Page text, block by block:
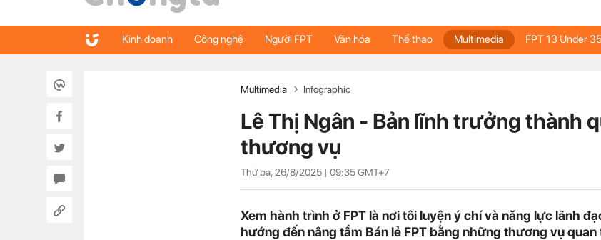
Kinh doanh Công nghệ Người FPT Văn hóa Thể thao Multimedia FPT 13 Under
Multimedia Infographic
Lê Thị Ngân - Bản lĩnh trưởng thành
thương vụ
Thứ ba, 26/8/2025 | 09:35GMT+7
Xem hành trình ở FPT là nơi tôi luyện ý chí và năng lực lãnh
hướng đến nâng tầm Bán lẻ FPT bằng những thương vụ quan